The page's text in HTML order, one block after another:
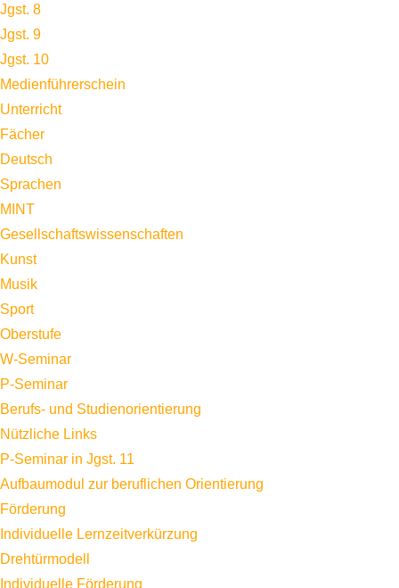
Jgst. 8
Jgst. 9
Jgst. 10
Medienführerschein
Unterricht
Fächer
Deutsch
Sprachen
MINT
Gesellschaftswissenschaften
Kunst
Musik
Sport
Oberstufe
W-Seminar
P-Seminar
Berufs- und Studienorientierung
Nützliche Links
P-Seminar in Jgst. 11
Aufbaumodul zur beruflichen Orientierung
Förderung
Individuelle Lernzeitverkürzung
Drehtürmodell
Individuelle Förderung